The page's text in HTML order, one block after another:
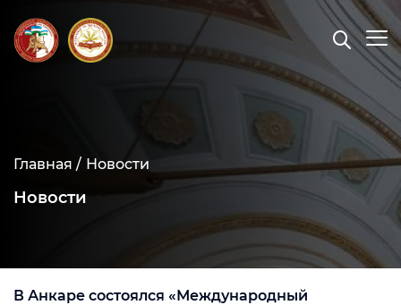
Главная / Новости
Новости
В Анкаре состоялся «Международный